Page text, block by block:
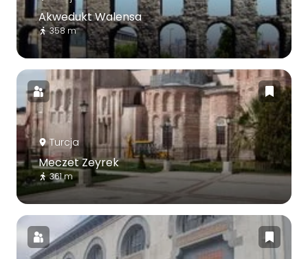
Akwedukt Walensa
358 m
Turcja
Meczet Zeyrek
361 m